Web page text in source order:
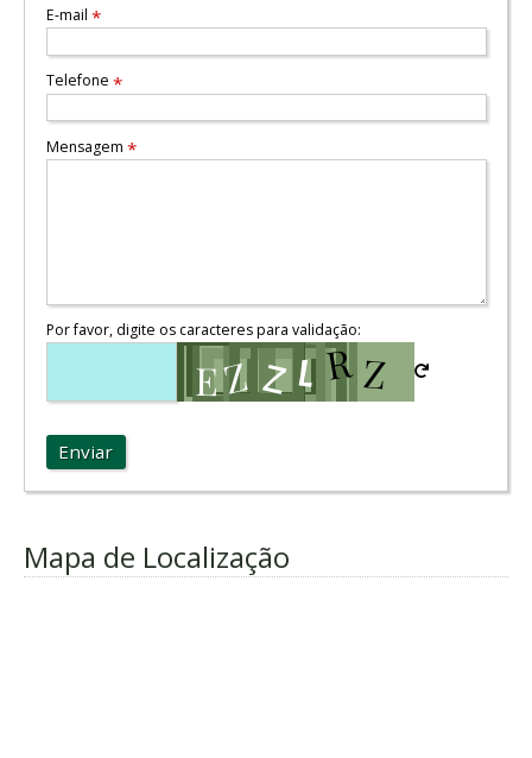
E-mail *
Telefone *
Mensagem *
Por favor, digite os caracteres para validação:
Enviar
Mapa de Localização